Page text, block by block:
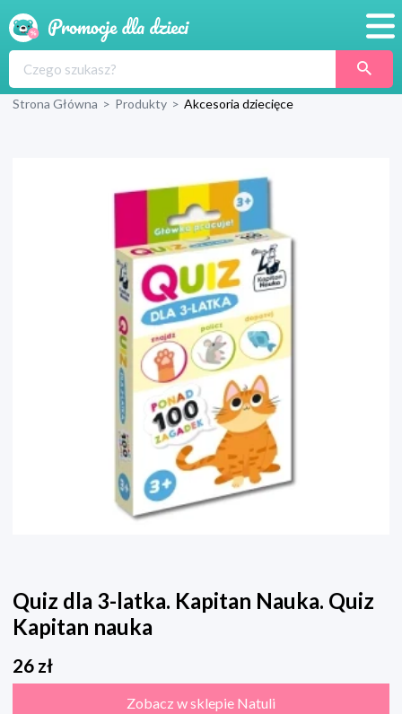
Produkty
Wyprawka
Strona Główna > Produkty > Akcesoria dziecięce
Quiz dla 3-latka. Kapitan Nauka. Quiz
Kapitan nauka
26 zł
Zobacz w sklepie Natuli